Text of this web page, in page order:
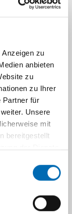
zu
anbieten
zu
zu Ihrer
Partner für
Unsere
mit
bereitgestellt